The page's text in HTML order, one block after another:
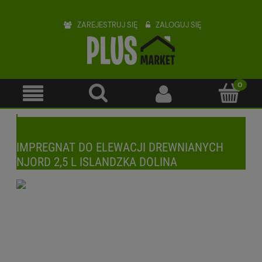
ZAREJESTRUJ SIĘ ZALOGUJ SIĘ
IMPREGNAT DO ELEWACJI DREWNIANYCH
NJORD 2,5 L ISLANDZKA DOLINA